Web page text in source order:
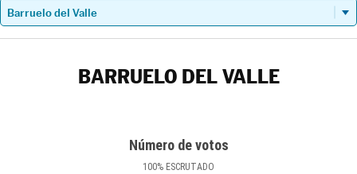
BARRUELO DEL VALLE
Número de votos
100% ESCRUTADO